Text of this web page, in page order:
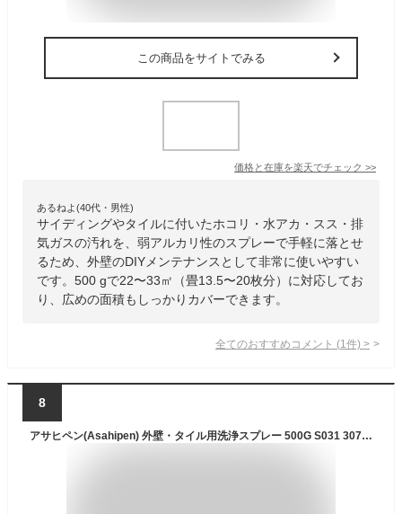
この商品をサイトでみる
価格と在庫を楽天でチェック >>
あるねよ(40代・男性)
サイディングやタイルに付いたホコリ・水アカ・スス・排
気ガスの汚れを、弱アルカリ性のスプレーで手軽に落とせ
るため、外壁のDIYメンテナンスとして非常に使いやすい
です。500 gで22〜33㎡（畳13.5〜20枚分）に対応してお
り、広めの面積もしっかりカバーできます。
全てのおすすめコメント (1 件) >
8
アサヒペン(Asahipen) 外壁・タイル用洗浄スプレー 500G S031 307583